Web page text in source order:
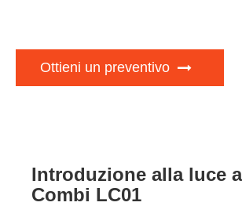
Ottieni un preventivo
Introduzione alla luce
Combi LC01